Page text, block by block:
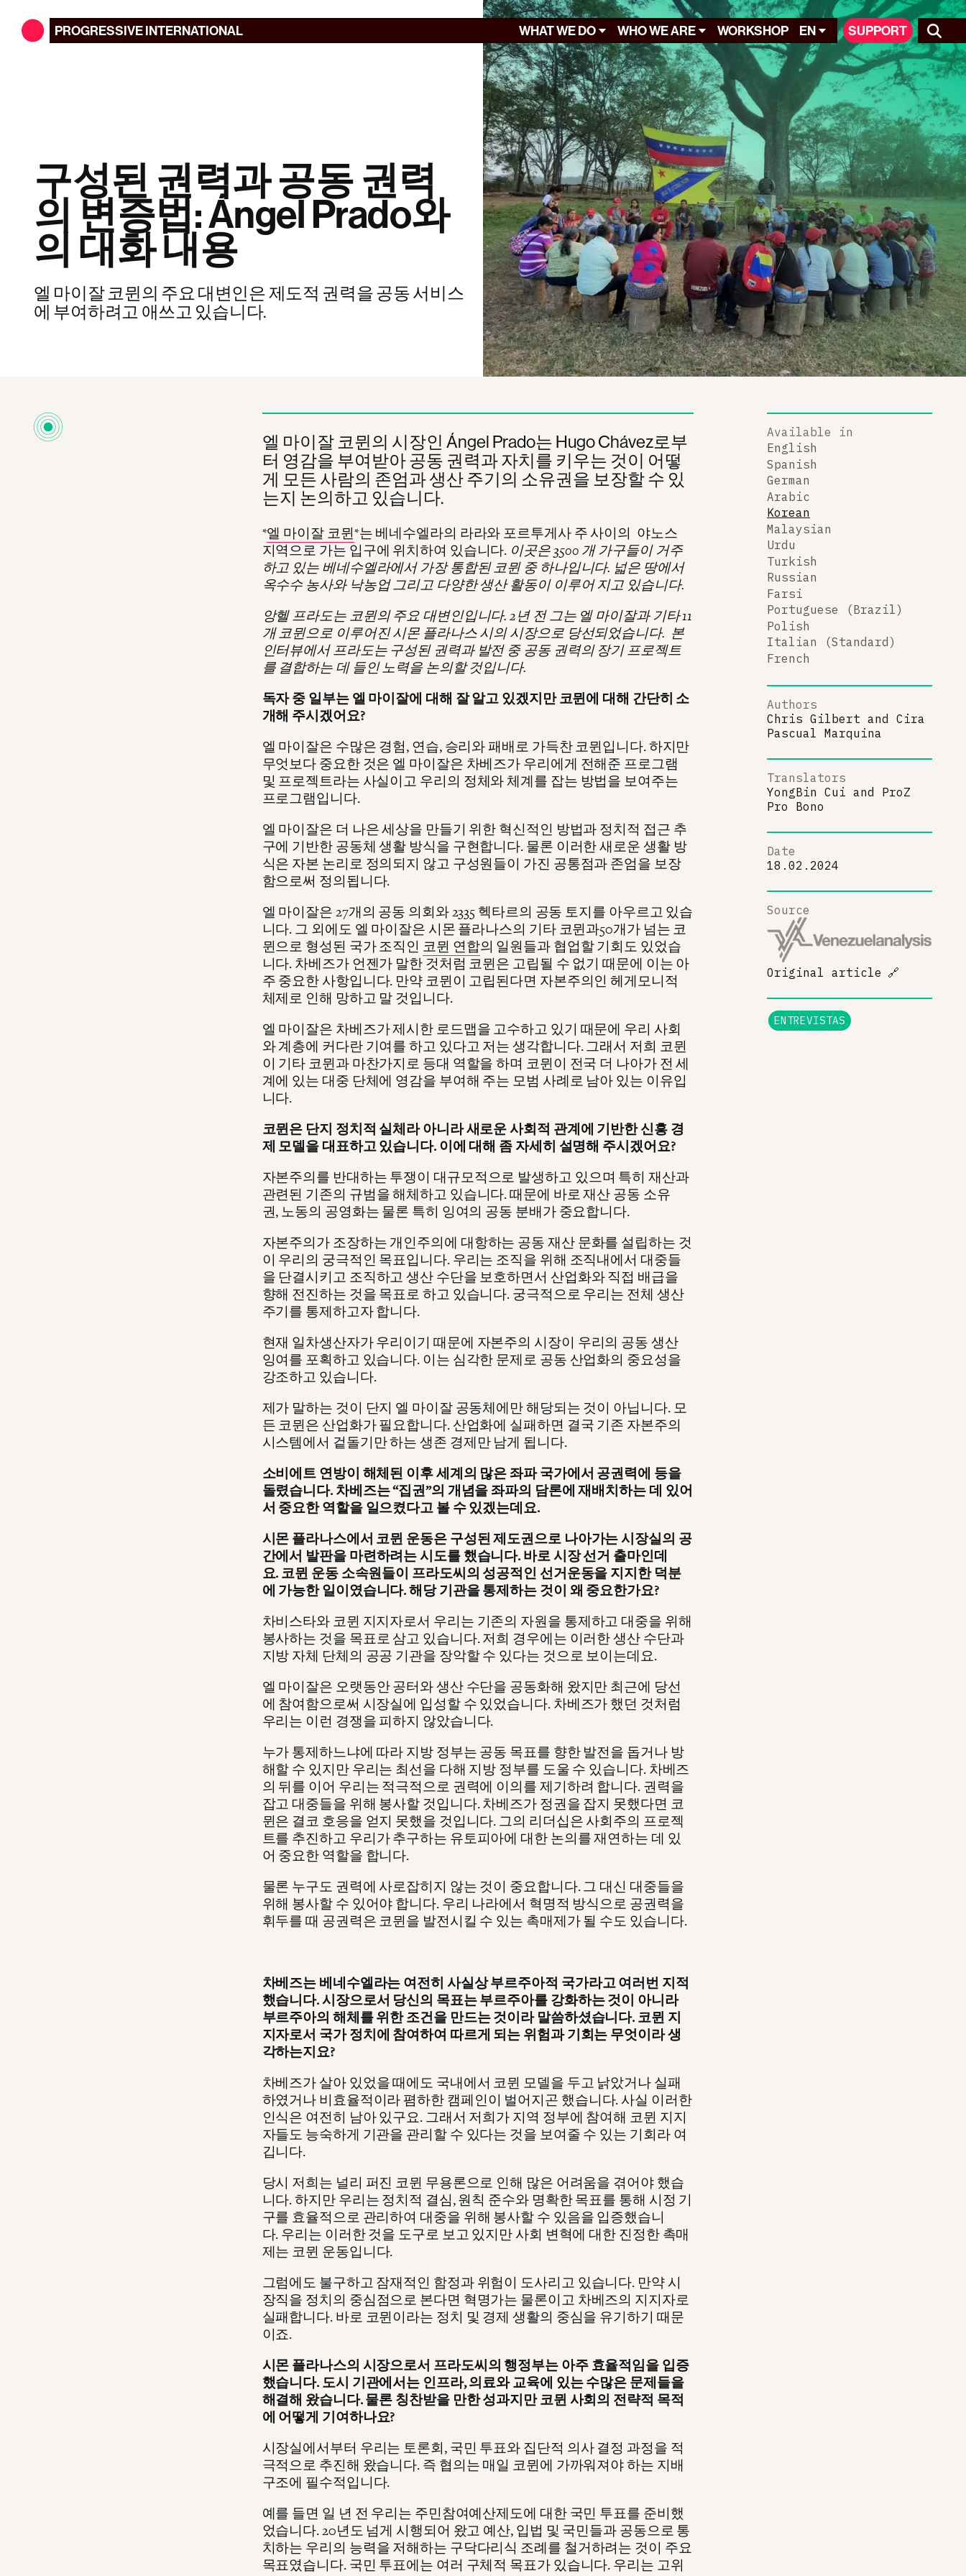
PROGRESSIVEINTERNATIONAL WHAT WE DO WHO WE ARE WORKSHOP EN SUPPORT
구성된 권력과 공동 권력
의 변증법: Ángel Prado와
의 대화 내용
엘 마이잘 코뮌의 주요 대변인은 제도적 권력을 공동 서비스
에 부여하려고 애쓰고 있습니다.
엘 마이잘 코뮌의 시장인 Ángel Prado는 Hugo Chávez로부
터 영감을 부여받아 공동 권력과 자치를 키우는 것이 어떻
게 모든 사람의 존엄과 생산 주기의 소유권을 보장할 수 있
는지 논의하고 있습니다.
*엘 마이잘 코뮌*는 베네수엘라의 라라와 포르투게사 주 사이의 야노스
지역으로 가는 입구에 위치하여 있습니다. 이곳은 3500 개 가구들이 거주
하고 있는 베네수엘라에서 가장 통합된 코뮌 중 하나입니다. 넓은 땅에서
옥수수 농사와 낙농업 그리고 다양한 생산 활동이 이루어 지고 있습니다.
앙헬 프라도는 코뮌의 주요 대변인입니다. 2년 전 그는 엘 마이잘과 기타 11
개 코뮌으로 이루어진 시몬 플라나스 시의 시장으로 당선되었습니다. 본
인터뷰에서 프라도는 구성된 권력과 발전 중 공동 권력의 장기 프로젝트
를 결합하는 데 들인 노력을 논의할 것입니다.
독자 중 일부는 엘 마이잘에 대해 잘 알고 있겠지만 코뮌에 대해 간단히 소
개해 주시겠어요?
엘 마이잘은 수많은 경험, 연습, 승리와 패배로 가득찬 코뮌입니다. 하지만
무엇보다 중요한 것은 엘 마이잘은 차베즈가 우리에게 전해준 프로그램
및 프로젝트라는 사실이고 우리의 정체와 체계를 잡는 방법을 보여주는
프로그램입니다.
엘 마이잘은 더 나은 세상을 만들기 위한 혁신적인 방법과 정치적 접근 추
구에 기반한 공동체 생활 방식을 구현합니다. 물론 이러한 새로운 생활 방
식은 자본 논리로 정의되지 않고 구성원들이 가진 공통점과 존엄을 보장
함으로써 정의됩니다.
엘 마이잘은 27개의 공동 의회와 2335 헥타르의 공동 토지를 아우르고 있습
니다. 그 외에도 엘 마이잘은 시몬 플라나스의 기타 코뮌과50개가 넘는 코
뮌으로 형성된 국가 조직인 코뮌 연합의 일원들과 협업할 기회도 있었습
니다. 차베즈가 언젠가 말한 것처럼 코뮌은 고립될 수 없기 때문에 이는 아
주 중요한 사항입니다. 만약 코뮌이 고립된다면 자본주의인 헤게모니적
체제로 인해 망하고 말 것입니다.
엘 마이잘은 차베즈가 제시한 로드맵을 고수하고 있기 때문에 우리 사회
와 계층에 커다란 기여를 하고 있다고 저는 생각합니다. 그래서 저희 코뮌
이 기타 코뮌과 마찬가지로 등대 역할을 하며 코뮌이 전국 더 나아가 전 세
계에 있는 대중 단체에 영감을 부여해 주는 모범 사례로 남아 있는 이유입
니다.
코뮌은 단지 정치적 실체라 아니라 새로운 사회적 관계에 기반한 신흥 경
제 모델을 대표하고 있습니다. 이에 대해 좀 자세히 설명해 주시겠어요?
자본주의를 반대하는 투쟁이 대규모적으로 발생하고 있으며 특히 재산과
관련된 기존의 규범을 해체하고 있습니다. 때문에 바로 재산 공동 소유
권, 노동의 공영화는 물론 특히 잉여의 공동 분배가 중요합니다.
자본주의가 조장하는 개인주의에 대항하는 공동 재산 문화를 설립하는 것
이 우리의 궁극적인 목표입니다. 우리는 조직을 위해 조직내에서 대중들
을 단결시키고 조직하고 생산 수단을 보호하면서 산업화와 직접 배급을
향해 전진하는 것을 목표로 하고 있습니다. 궁극적으로 우리는 전체 생산
주기를 통제하고자 합니다.
현재 일차생산자가 우리이기 때문에 자본주의 시장이 우리의 공동 생산
잉여를 포획하고 있습니다. 이는 심각한 문제로 공동 산업화의 중요성을
강조하고 있습니다.
제가 말하는 것이 단지 엘 마이잘 공동체에만 해당되는 것이 아닙니다. 모
든 코뮌은 산업화가 필요합니다. 산업화에 실패하면 결국 기존 자본주의
시스템에서 겉돌기만 하는 생존 경제만 남게 됩니다.
소비에트 연방이 해체된 이후 세계의 많은 좌파 국가에서 공권력에 등을
돌렸습니다. 차베즈는 “집권”의 개념을 좌파의 담론에 재배치하는 데 있어
서 중요한 역할을 일으켰다고 볼 수 있겠는데요.
시몬 플라나스에서 코뮌 운동은 구성된 제도권으로 나아가는 시장실의 공
간에서 발판을 마련하려는 시도를 했습니다. 바로 시장 선거 출마인데
요. 코뮌 운동 소속원들이 프라도씨의 성공적인 선거운동을 지지한 덕분
에 가능한 일이였습니다. 해당 기관을 통제하는 것이 왜 중요한가요?
차비스타와 코뮌 지지자로서 우리는 기존의 자원을 통제하고 대중을 위해
봉사하는 것을 목표로 삼고 있습니다. 저희 경우에는 이러한 생산 수단과
지방 자체 단체의 공공 기관을 장악할 수 있다는 것으로 보이는데요.
엘 마이잘은 오랫동안 공터와 생산 수단을 공동화해 왔지만 최근에 당선
에 참여함으로써 시장실에 입성할 수 있었습니다. 차베즈가 했던 것처럼
우리는 이런 경쟁을 피하지 않았습니다.
누가 통제하느냐에 따라 지방 정부는 공동 목표를 향한 발전을 돕거나 방
해할 수 있지만 우리는 최선을 다해 지방 정부를 도울 수 있습니다. 차베즈
의 뒤를 이어 우리는 적극적으로 권력에 이의를 제기하려 합니다. 권력을
잡고 대중들을 위해 봉사할 것입니다. 차베즈가 정권을 잡지 못했다면 코
뮌은 결코 호응을 얻지 못했을 것입니다. 그의 리더십은 사회주의 프로젝
트를 추진하고 우리가 추구하는 유토피아에 대한 논의를 재연하는 데 있
어 중요한 역할을 합니다.
물론 누구도 권력에 사로잡히지 않는 것이 중요합니다. 그 대신 대중들을
위해 봉사할 수 있어야 합니다. 우리 나라에서 혁명적 방식으로 공권력을
휘두를 때 공권력은 코뮌을 발전시킬 수 있는 촉매제가 될 수도 있습니다.
차베즈는 베네수엘라는 여전히 사실상 부르주아적 국가라고 여러번 지적
했습니다. 시장으로서 당신의 목표는 부르주아를 강화하는 것이 아니라
부르주아의 해체를 위한 조건을 만드는 것이라 말씀하셨습니다. 코뮌 지
지자로서 국가 정치에 참여하여 따르게 되는 위험과 기회는 무엇이라 생
각하는지요?
차베즈가 살아 있었을 때에도 국내에서 코뮌 모델을 두고 낡았거나 실패
하였거나 비효율적이라 폄하한 캠페인이 벌어지곤 했습니다. 사실 이러한
인식은 여전히 남아 있구요. 그래서 저희가 지역 정부에 참여해 코뮌 지지
자들도 능숙하게 기관을 관리할 수 있다는 것을 보여줄 수 있는 기회라 여
깁니다.
당시 저희는 널리 퍼진 코뮌 무용론으로 인해 많은 어려움을 겪어야 했습
니다. 하지만 우리는 정치적 결심, 원칙 준수와 명확한 목표를 통해 시정 기
구를 효율적으로 관리하여 대중을 위해 봉사할 수 있음을 입증했습니
다. 우리는 이러한 것을 도구로 보고 있지만 사회 변혁에 대한 진정한 촉매
제는 코뮌 운동입니다.
그럼에도 불구하고 잠재적인 함정과 위험이 도사리고 있습니다. 만약 시
장직을 정치의 중심점으로 본다면 혁명가는 물론이고 차베즈의 지지자로
실패합니다. 바로 코뮌이라는 정치 및 경제 생활의 중심을 유기하기 때문
이죠.
시몬 플라나스의 시장으로서 프라도씨의 행정부는 아주 효율적임을 입증
했습니다. 도시 기관에서는 인프라, 의료와 교육에 있는 수많은 문제들을
해결해 왔습니다. 물론 칭찬받을 만한 성과지만 코뮌 사회의 전략적 목적
에 어떻게 기여하나요?
시장실에서부터 우리는 토론회, 국민 투표와 집단적 의사 결정 과정을 적
극적으로 추진해 왔습니다. 즉 협의는 매일 코뮌에 가까워져야 하는 지배
구조에 필수적입니다.
예를 들면 일 년 전 우리는 주민참여예산제도에 대한 국민 투표를 준비했
었습니다. 20년도 넘게 시행되어 왔고 예산, 입법 및 국민들과 공동으로 통
치하는 우리의 능력을 저해하는 구닥다리식 조례를 철거하려는 것이 주요
목표였습니다. 국민 투표에는 여러 구체적 목표가 있습니다. 우리는 고위
Available in
English
Spanish
German
Arabic
Korean
Malaysian
Urdu
Turkish
Russian
Farsi
Portuguese (Brazil)
Polish
Italian (Standard)
French
Authors
Chris Gilbert and Cira
Pascual Marquina
Translators
YongBin Cui and ProZ
Pro Bono
Date
18.02.2024
Source
Original article 🔗
ENTREVISTAS